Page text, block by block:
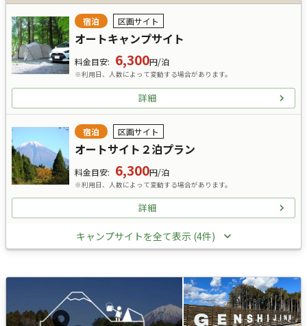
宿泊 区画サイト
オートキャンプサイト
料金目安: 6,300円/泊
※利用日、人数によって変動する場合があります。
詳細
宿泊 区画サイト
オートサイト２泊プラン
料金目安: 6,300円/泊
※利用日、人数によって変動する場合があります。
詳細
キャンプサイトを全て表示 (4件)